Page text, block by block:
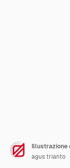
agus trianto